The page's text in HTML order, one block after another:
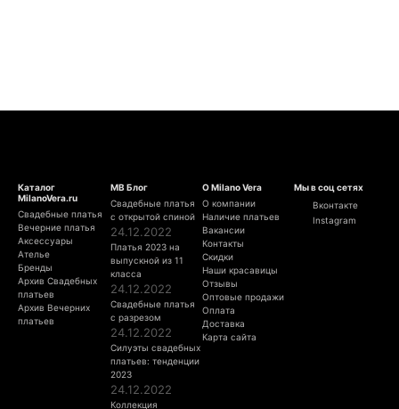
Каталог
MilanoVera.ru
Свадебные платья
Вечерние платья
Аксессуары
Ателье
Бренды
Архив Свадебных
платьев
Архив Вечерних
платьев
МВ Блог
Свадебные платья
с открытой спиной
24.12.2022
Платья 2023 на
выпускной из 11
класса
24.12.2022
Свадебные платья
с разрезом
24.12.2022
Силуэты свадебных
платьев: тенденции
2023
24.12.2022
Коллекция
О Milano Vera
О компании
Наличие платьев
Вакансии
Контакты
Скидки
Наши красавицы
Отзывы
Оптовые продажи
Оплата
Доставка
Карта сайта
Мы в соц сетях
Вконтакте
Instagram